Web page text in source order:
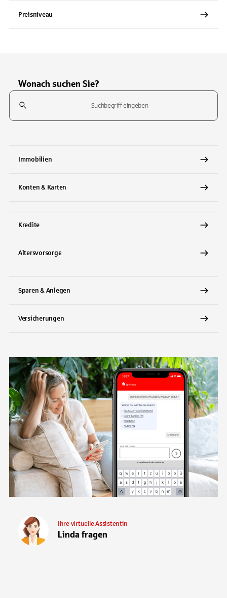
Preisniveau
Wonach suchen Sie?
Suchfeld
Immobilien
Konten & Karten
Kredite
Altersvorsorge
Sparen & Anlegen
Versicherungen
Linda fragen
Ihre virtuelle Assistentin